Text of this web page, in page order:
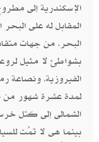
الإسكندرية إلى
المقابل له على
البحر، من جهات
بشواطئ لا مثيل
الفيروزية، ونصاعة
لمدة عشرة شهور من
الشمالى إلى كتل
بينما هى لا تمُت